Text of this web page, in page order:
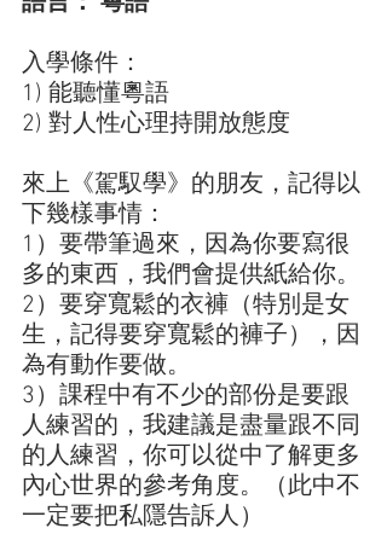
入學條件：
1) 能聽懂粵語
2) 對人性心理持開放態度
來上《駕馭學》的朋友，記得以
下幾樣事情：
1）要帶筆過來，因為你要寫很
多的東西，我們會提供紙給你。
2）要穿寬鬆的衣褲（特別是女
生，記得要穿寬鬆的褲子），因
為有動作要做。
3）課程中有不少的部份是要跟
人練習的，我建議是盡量跟不同
的人練習，你可以從中了解更多
內心世界的參考角度。（此中不
一定要把私隱告訴人）